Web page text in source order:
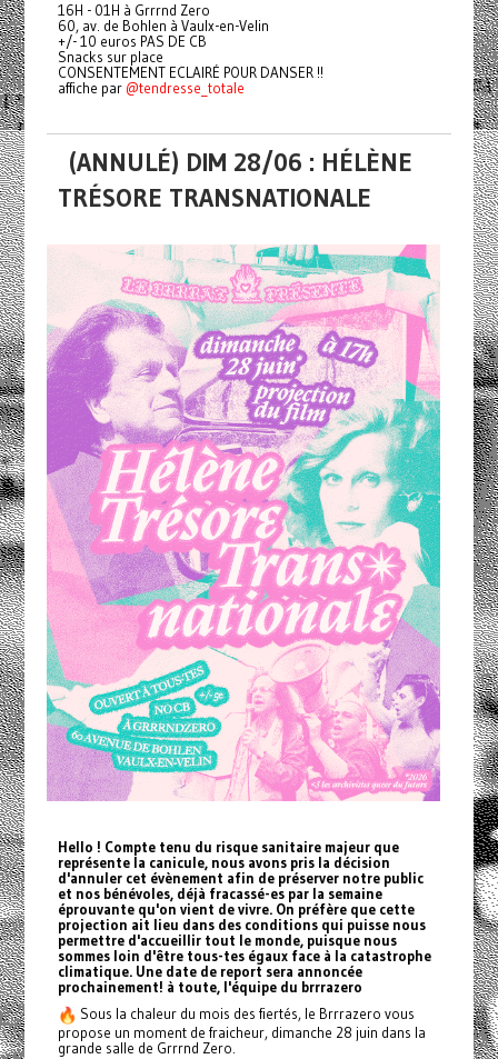
16H - 01H à Grrrnd Zero
60, av. de Bohlen à Vaulx-en-Velin
+/- 10 euros PAS DE CB
Snacks sur place
CONSENTEMENT ECLAIRÉ POUR DANSER !!
affiche par @tendresse_totale
(ANNULÉ) DIM 28/06 : HÉLÈNE
TRÉSORE TRANSNATIONALE
Hello ! Compte tenu du risque sanitaire majeur que
représente la canicule, nous avons pris la décision
d'annuler cet évènement afin de préserver notre public
et nos bénévoles, déjà fracassé-es par la semaine
éprouvante qu'on vient de vivre. On préfère que cette
projection ait lieu dans des conditions qui puisse nous
permettre d'accueillir tout le monde, puisque nous
sommes loin d'être tous-tes égaux face à la catastrophe
climatique. Une date de report sera annoncée
prochainement! à toute, l'équipe du brrrazero
Sous la chaleur du mois des fiertés, le Brrrazero vous
propose un moment de fraicheur, dimanche 28 juin dans la
grande salle de Grrrnd Zero.